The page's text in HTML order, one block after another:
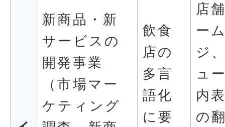
新商品・新
サービスの
開発事業
（市場マー
ケティング
飲食
店の
多言
語化
に要
店
ー
ジ
ュ
内
の